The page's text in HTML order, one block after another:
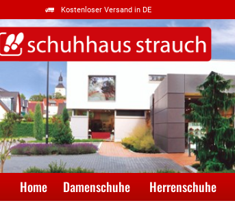
Kostenloser Versand in DE
Home Damenschuhe Herrenschuhe